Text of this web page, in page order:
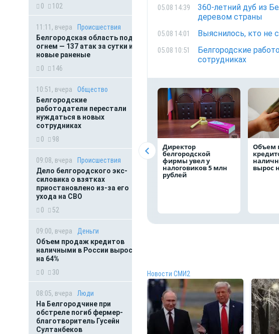
0
102
11:11, вчера
Происшествия
Белгородская область под
огнем — 137 атак за сутки и
новые раненые
0
146
10:51, вчера
Общество
Белгородские
работодатели перестали
нуждаться в новых
сотрудниках
0
98
09:08, вчера
Происшествия
Дело белгородского экс-
силовика о взятках
приостановлено из-за его
ухода на СВО
0
52
09:00, вчера
Деньги
Объем продаж кредитов
наличными в России вырос
на 64%
0
30
08:05, вчера
Люди
На Белгородчине при
обстреле погиб фермер-
благотворитель Гусейн
Султанбеков
05.08 14:39
360-летний дуб из
деревом страны
05.08 14:01 Выяснилось, кто не
05.08 10:51
Белгородские
сотрудниках
Директор
белгородской
фирмы увел у
налоговиков 5 млн
рублей
Объем
вырос
Новости СМИ2